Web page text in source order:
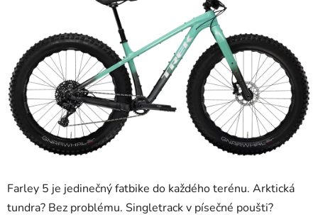
Farley 5 je jedinečný fatbike do každého terénu. Arktická
tundra? Bez problému. Singletrack v písečné poušti?